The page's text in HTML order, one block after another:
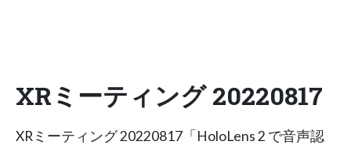
XRミーティング 20220817
XRミーティング 20220817「HoloLens 2 で音声認